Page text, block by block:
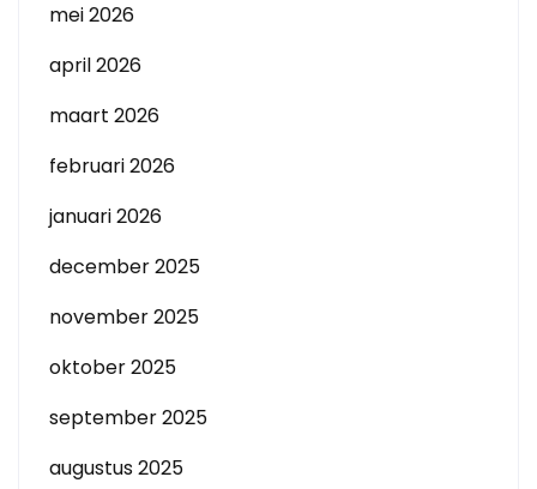
mei 2026
april 2026
maart 2026
februari 2026
januari 2026
december 2025
november 2025
oktober 2025
september 2025
augustus 2025